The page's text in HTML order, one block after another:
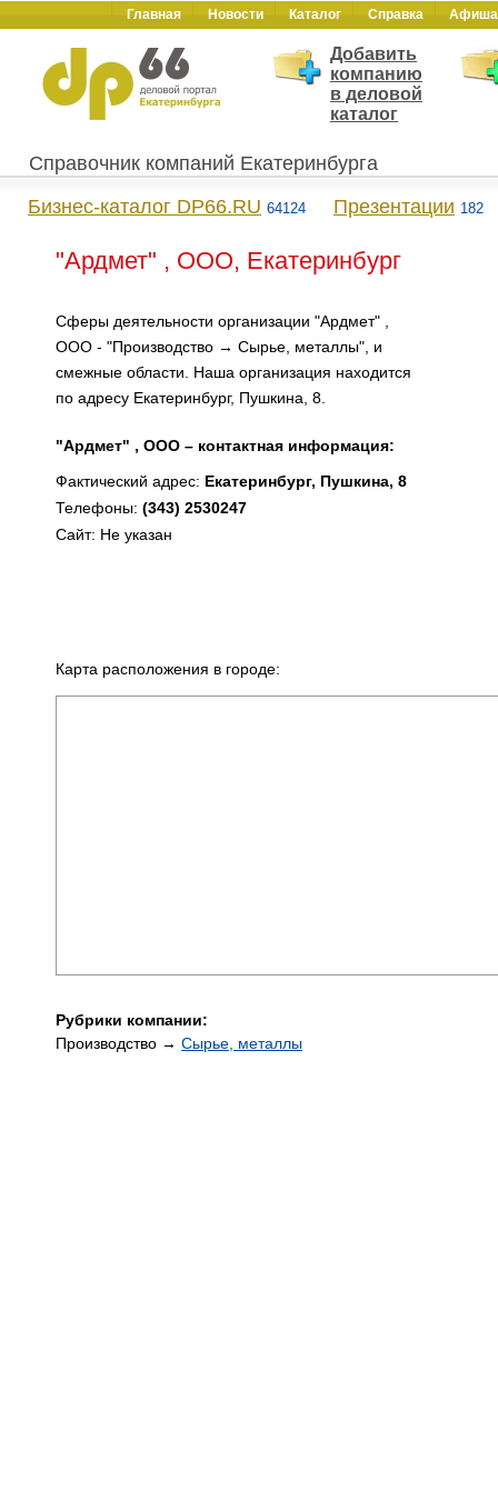
Главная Новости Каталог Справка Афиша
Добавить
компанию
в деловой
каталог
Справочник компаний Екатеринбурга
Бизнес-каталог DP66.RU 64124 Презентации 182
"Ардмет" , ООО, Екатеринбург
Сферы деятельности организации "Ардмет" ,
ООО - "Производство → Сырье, металлы", и
смежные области. Наша организация находится
по адресу Екатеринбург, Пушкина, 8.
"Ардмет" , ООО – контактная информация:
Фактический адрес: Екатеринбург, Пушкина, 8
Телефоны: (343) 2530247
Сайт: Не указан
Карта расположения в городе:
Рубрики компании:
Производство → Сырье, металлы